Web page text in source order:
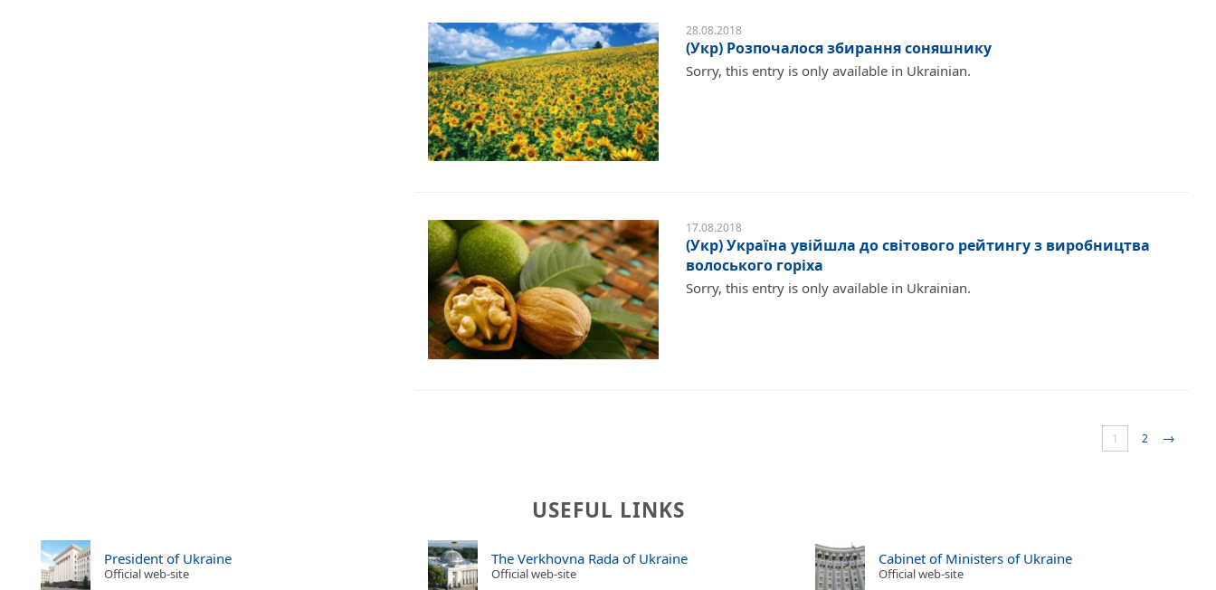
28.08.2018
(Укр) Розпочалося збирання соняшнику
Sorry, this entry is only available in Ukrainian.
17.08.2018
(Укр) Україна увійшла до світового рейтингу з виробництва
волоського горіха
Sorry, this entry is only available in Ukrainian.
1 2 →
USEFUL LINKS
President of Ukraine
Official web-site
The Verkhovna Rada of Ukraine
Official web-site
Cabinet of Ministers of Ukraine
Official web-site